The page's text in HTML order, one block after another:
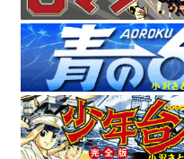
9月刊は1972年に連
1958年発表の元祖『
5月刊は小畑しゅん
4月刊は“背番号0シ
間に位置するエピソ
本作で9年間にわた